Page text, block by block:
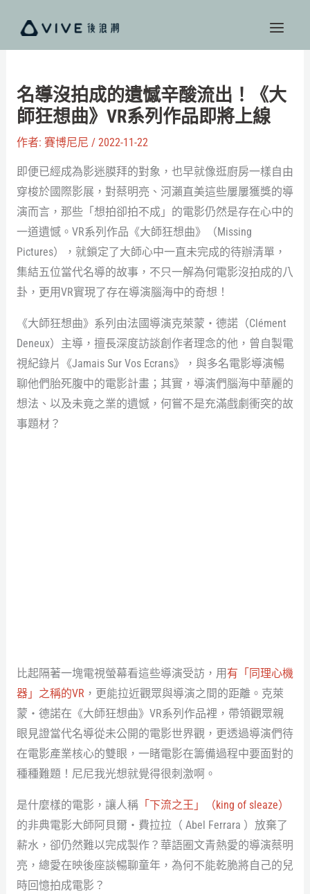
主
名導沒拍成的遺憾辛酸流出！《大
師狂想曲》VR系列作品即將上線
作者: 賽博尼尼 / 2022-11-22
即便已經成為影迷膜拜的對象，也早就像逛廚房一樣自由
穿梭於國際影展，對蔡明亮、河瀨直美這些屢屢獲獎的導
演而言，那些「想拍卻拍不成」的電影仍然是存在心中的
一道遺憾。VR系列作品《大師狂想曲》（Missing
Pictures），就鎖定了大師心中一直未完成的待辦清單，
集結五位當代名導的故事，不只一解為何電影沒拍成的八
卦，更用VR實現了存在導演腦海中的奇想！
《大師狂想曲》系列由法國導演克萊蒙・德諾（Clément
Deneux）主導，擅長深度訪談創作者理念的他，曾自製電
視紀錄片《Jamais Sur Vos Ecrans》，與多名電影導演暢
聊他們胎死腹中的電影計畫；其實，導演們腦海中華麗的
想法、以及未竟之業的遺憾，何嘗不是充滿戲劇衝突的故
事題材？
比起隔著一塊電視螢幕看這些導演受訪，用 有「同理心機
器」之稱的VR ，更能拉近觀眾與導演之間的距離。克萊
蒙・德諾在《大師狂想曲》VR系列作品裡，帶領觀眾親
眼見證當代名導從未公開的電影世界觀，更透過導演們待
在電影產業核心的雙眼，一睹電影在籌備過程中要面對的
種種難題！尼尼我光想就覺得很刺激啊。
是什麼樣的電影，讓人稱「下流之王」（king of sleaze）
的非典電影大師阿貝爾・費拉拉（ Abel Ferrara ）放棄了
薪水，卻仍然難以完成製作？華語圈文青熱愛的導演蔡明
亮，總愛在映後座談暢聊童年，為何不能乾脆將自己的兒
時回憶拍成電影？